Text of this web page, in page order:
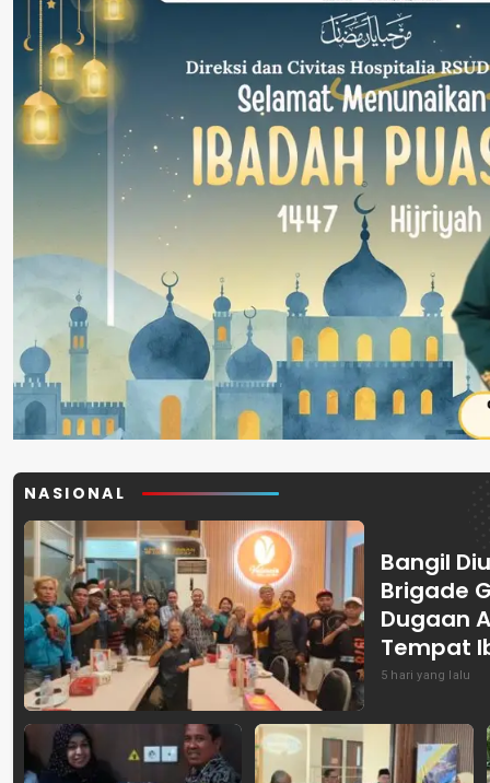
NASIONAL
Bangil
Brigade
Dugaan
Tempat
5 hari yang lalu